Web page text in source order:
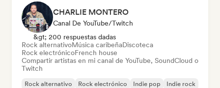
CHARLIE MONTERO
Canal De YouTube/Twitch
&gt; 200 respuestas dadas
Rock alternativoMúsica caribeñaDiscoteca
Rock electrónicoFrench house
Compartir artistas en mi canal de YouTube, SoundCloud o
Twitch
Rock alternativo Rock electrónico Indie pop
Indie rock